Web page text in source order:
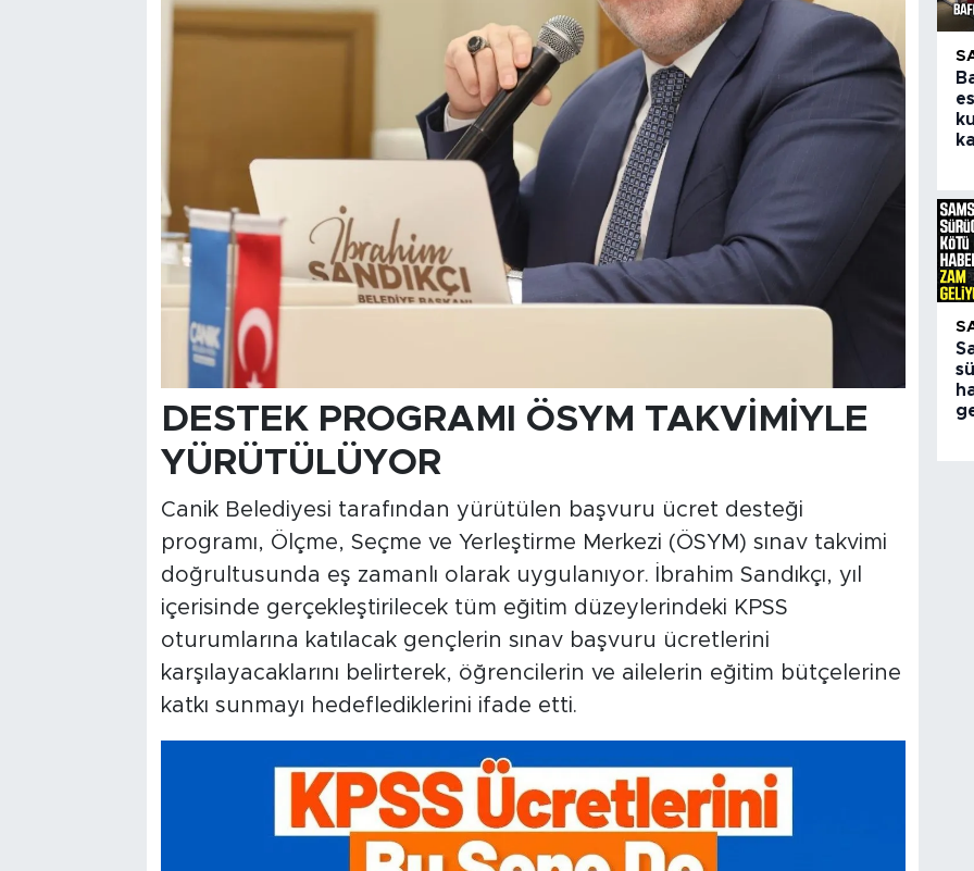
DESTEK PROGRAMI ÖSYM TAKVİMİYLE
YÜRÜTÜLÜYOR
Canik Belediyesi tarafından yürütülen başvuru ücret desteği
programı, Ölçme, Seçme ve Yerleştirme Merkezi (ÖSYM) sınav takvimi
doğrultusunda eş zamanlı olarak uygulanıyor. İbrahim Sandıkçı, yıl
içerisinde gerçekleştirilecek tüm eğitim düzeylerindeki KPSS
oturumlarına katılacak gençlerin sınav başvuru ücretlerini
karşılayacaklarını belirterek, öğrencilerin ve ailelerin eğitim bütçelerine
katkı sunmayı hedeflediklerini ifade etti.